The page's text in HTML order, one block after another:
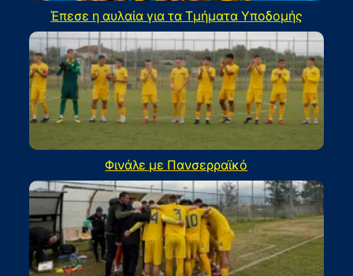
Έπεσε η αυλαία για τα Τμήματα Υποδομής
Φινάλε με Πανσερραϊκό